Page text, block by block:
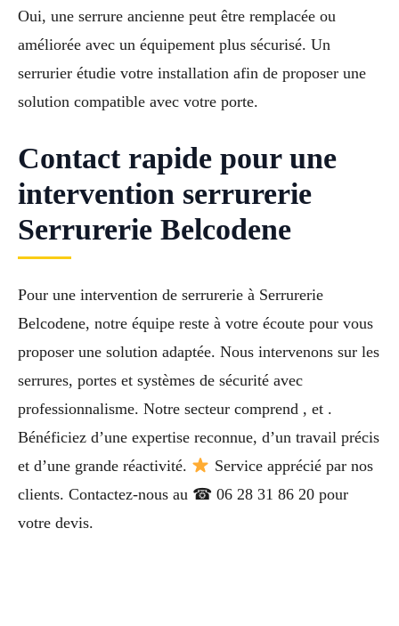
Oui, une serrure ancienne peut être remplacée ou
améliorée avec un équipement plus sécurisé. Un
serrurier étudie votre installation afin de proposer une
solution compatible avec votre porte.
Contact rapide pour une
intervention serrurerie
Serrurerie Belcodene
Pour une intervention de serrurerie à Serrurerie
Belcodene, notre équipe reste à votre écoute pour vous
proposer une solution adaptée. Nous intervenons sur les
serrures, portes et systèmes de sécurité avec
professionnalisme. Notre secteur comprend , et .
Bénéficiez d’une expertise reconnue, d’un travail précis
et d’une grande réactivité.
Service apprécié par nos
clients. Contactez-nous au ☎ 06 28 31 86 20 pour
votre devis.